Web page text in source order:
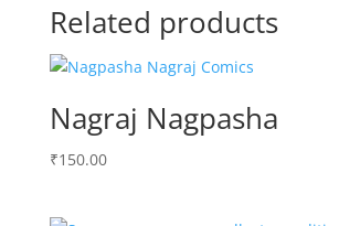
Related products
Nagraj Nagpasha
₹150.00